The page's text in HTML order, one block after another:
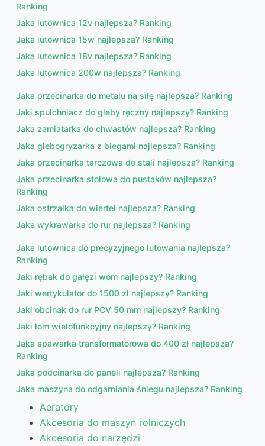
Ranking
Jaka lutownica 12v najlepsza? Ranking
Jaka lutownica 15w najlepsza? Ranking
Jaka lutownica 18v najlepsza? Ranking
Jaka lutownica 200w najlepsza? Ranking
Jaka przecinarka do metalu na siłę najlepsza? Ranking
Jaki spulchniacz do gleby ręczny najlepszy? Ranking
Jaka zamiatarka do chwastów najlepsza? Ranking
Jaka glebogryzarka z biegami najlepsza? Ranking
Jaka przecinarka tarczowa do stali najlepsza? Ranking
Jaka przecinarka stołowa do pustaków najlepsza?
Ranking
Jaka ostrzałka do wierteł najlepsza? Ranking
Jaka wykrawarka do rur najlepsza? Ranking
Jaka lutownica do precyzyjnego lutowania najlepsza?
Ranking
Jaki rębak do gałęzi wom najlepszy? Ranking
Jaki wertykulator do 1500 zł najlepszy? Ranking
Jaki obcinak do rur PCV 50 mm najlepszy? Ranking
Jaki łom wielofunkcyjny najlepszy? Ranking
Jaka spawarka transformatorowa do 400 zł najlepsza?
Ranking
Jaka podcinarka do paneli najlepsza? Ranking
Jaka maszyna do odgarniania śniegu najlepsza? Ranking
Aeratory
Akcesoria do maszyn rolniczych
Akcesoria do narzędzi